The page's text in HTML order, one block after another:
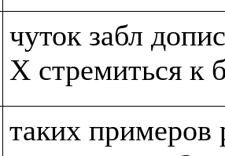
чуток забл
таких